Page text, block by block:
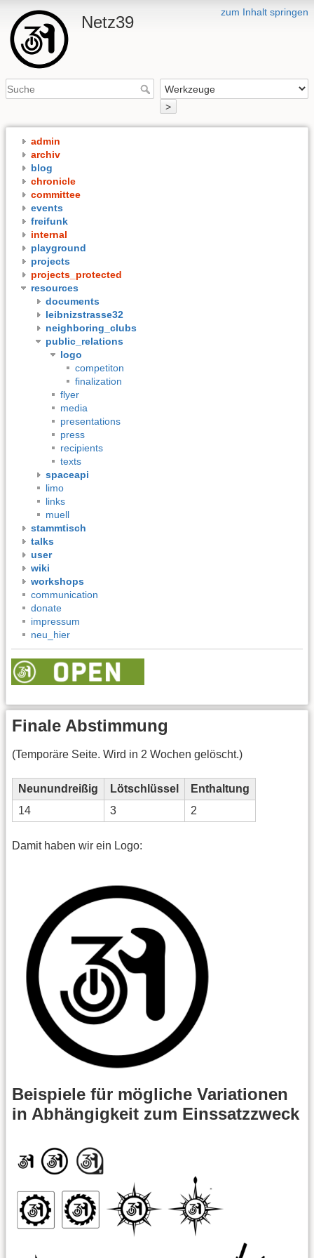
zum Inhalt springen
Netz39
>
admin
archiv
blog
chronicle
committee
events
freifunk
internal
playground
projects
projects_protected
resources
documents
leibnizstrasse32
neighboring_clubs
public_relations
logo
competiton
finalization
flyer
media
presentations
press
recipients
texts
spaceapi
limo
links
muell
stammtisch
talks
user
wiki
workshops
communication
donate
impressum
neu_hier
Finale Abstimmung
(Temporäre Seite. Wird in 2 Wochen gelöscht.)
Neunundreißig Lötschlüssel
Enthaltung
14
3 2
Damit haben wir ein Logo:
Beispiele für mögliche Variationen
in Abhängigkeit zum Einssatzzweck